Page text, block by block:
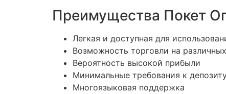
Преимущества Покет
Легкая и доступная для
Возможность торговли на
Вероятность высокой прибыли
Минимальные требования к
Многоязыковая поддержка